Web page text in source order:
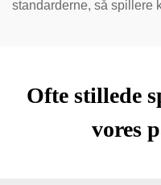
standarderne, så spillere
Ofte stillede
vores